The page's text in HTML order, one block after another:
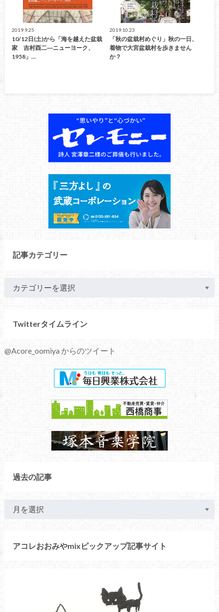
2019.9.25
10/12日(土)から「海を越えた盆栽
家 吉村酉二―ニューヨーク、
1958」…
2019.10.23
「秋の盆栽村めぐり」秋の一日、
着物で大宮盆栽村を歩きません
か？
記事カテゴリー
Twitterタイムライン
@Acore_oomiya からのツイート
過去の記事
アコレおおみやmixピックアップ記事サイト